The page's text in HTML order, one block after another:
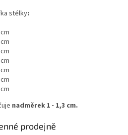
stélky:
nadměrek 1 - 1,3 cm.
prodejně